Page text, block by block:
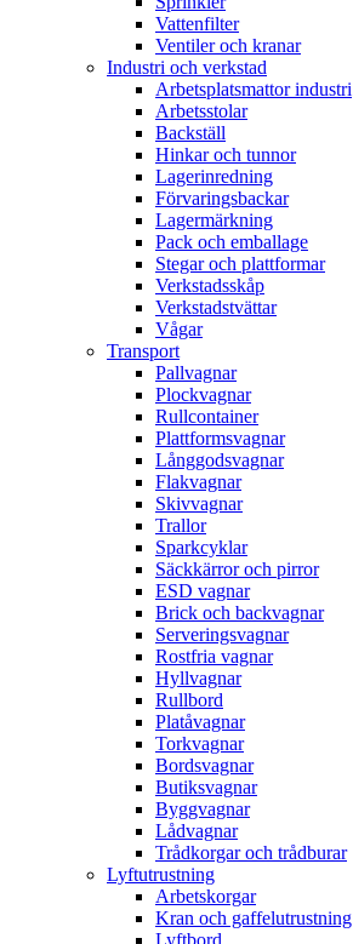
Vattenfilter
Ventiler och kranar
Industri och verkstad
Arbetsplatsmattor industri
Arbetsstolar
Backställ
Hinkar och tunnor
Lagerinredning
Förvaringsbackar
Lagermärkning
Pack och emballage
Stegar och plattformar
Verkstadsskåp
Verkstadstvättar
Vågar
Transport
Pallvagnar
Plockvagnar
Rullcontainer
Plattformsvagnar
Långgodsvagnar
Flakvagnar
Skivvagnar
Trallor
Sparkcyklar
Säckkärror och pirror
ESD vagnar
Brick och backvagnar
Serveringsvagnar
Rostfria vagnar
Hyllvagnar
Rullbord
Platåvagnar
Torkvagnar
Bordsvagnar
Butiksvagnar
Byggvagnar
Lådvagnar
Trådkorgar och trådburar
Lyftutrustning
Arbetskorgar
Kran och gaffelutrustning
Lyftbord